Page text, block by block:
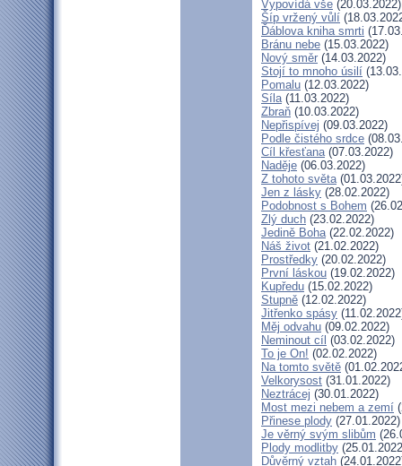
Vypovídá vše (20.03.2022)
Šíp vržený vůlí
Ďáblova kniha smrti
Bránu nebe (15.03.2022)
Nový směr (14.03.2022)
Stojí to mnoho úsilí
Pomalu (12.03.2022)
Síla(11.03.2022)
Zbraň (10.03.2022)
Nepřispívej (09.03.2022)
Podle čistého srdce
Cíl křesťana(07.03.2022)
Naděje (06.03.2022)
Z tohoto světa
Jen z lásky (28.02.2022)
Podobnost s Bohem
Zlý duch (23.02.2022)
Jedině Boha(22.02.2022)
Náš život (21.02.2022)
Prostředky (20.02.2022)
První láskou (19.02.2022)
Kupředu (15.02.2022)
Stupně (12.02.2022)
Jitřenko spásy
Měj odvahu (09.02.2022)
Neminout cíl (03.02.2022)
To je On! (02.02.2022)
Na tomto světě
Velkorysost (31.01.2022)
Neztrácej (30.01.2022)
Most mezi nebem a zemí
Přinese plody (27.01.2022)
Je věrný svým slibům
Plody modlitby
Důvěrný vztah